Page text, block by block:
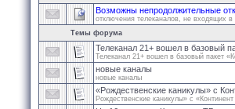
Возможны непродолжительные
отключения телеканалов, не входящих в
Темы форума
Телеканал 21+ вошел в базовый
Телеканал 21+ вошел в базовый пакет
новые каналы
новые каналы
«Рождественские каникулы» с
Рождественские каникулы» с